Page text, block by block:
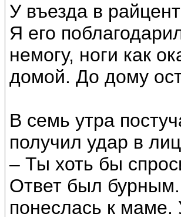
У въезда в
Я его
немогу, ноги как
домой. До дому
В семь утра
получил удар в
– Ты хоть бы
Ответ был
понеслась к маме.